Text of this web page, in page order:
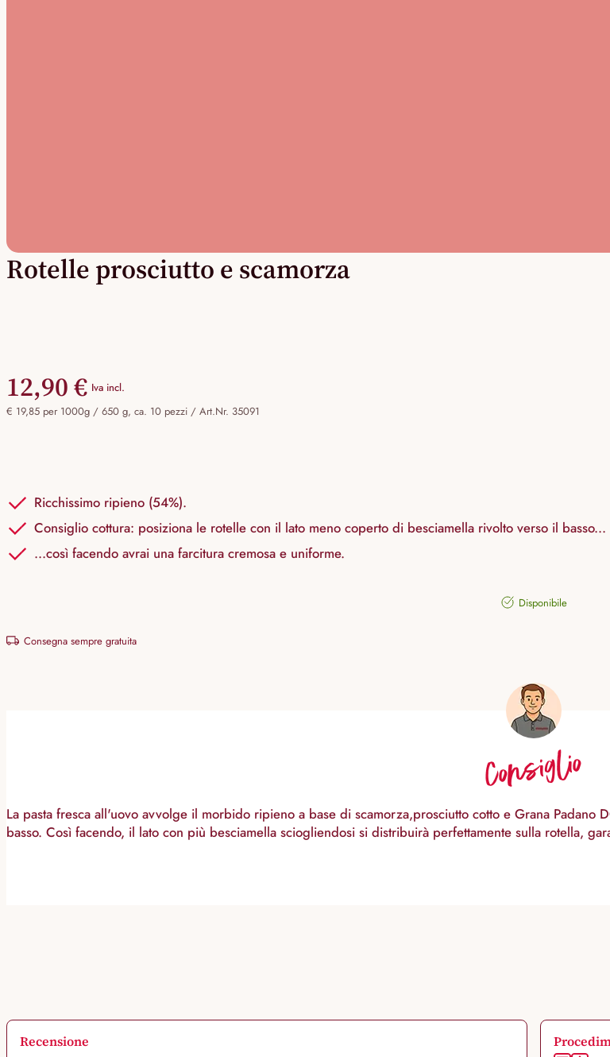
Rotelle prosciutto e scamorza
12,90 € Iva incl.
€ 19,85 per 1000g / 650 g, ca. 10 pezzi / Art.Nr. 35091
Ricchissimo ripieno (54%).
Consiglio cottura: posiziona le rotelle con il lato meno coperto di besciamella rivolto verso il basso...
...così facendo avrai una farcitura cremosa e uniforme.
Disponibile
Consegna sempre gratuita
Consiglio
La pasta fresca all'uovo avvolge il morbido ripieno a base di scamorza,prosciutto cotto e Grana
basso. Così facendo, il lato con più besciamella sciogliendosi si distribuirà perfettamente sulla rotella,
Recensione